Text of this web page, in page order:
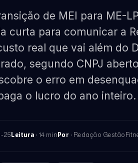
de MEI para ME-
curta para comunicar a
real que vai além do
segundo CNPJ
o erro em
o lucro do ano inteiro.
25Leitura · 14 minPor · Redação